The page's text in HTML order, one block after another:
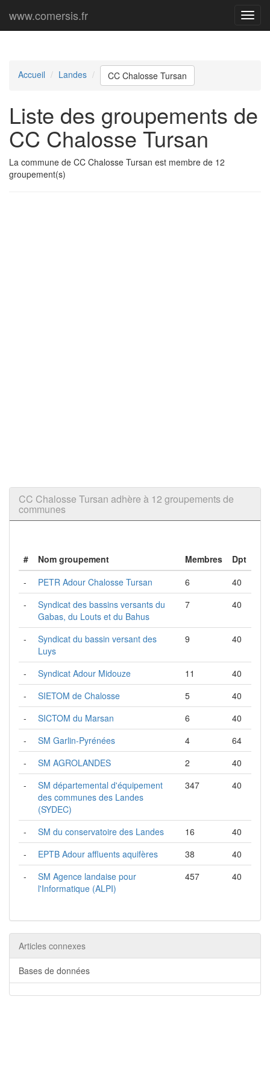
Menu
www.comersis.fr
Accueil Landes CC Chalosse Tursan
Liste des groupements de
CC Chalosse Tursan
La commune de CC Chalosse Tursan est membre de 12
groupement(s)
CC Chalosse Tursan adhère à 12 groupements de
communes
# Nom groupement Membres
Dpt
-
PETR Adour Chalosse Tursan 6
40
-
Syndicat des bassins versants du
Gabas, du Louts et du Bahus
7 40
-
Syndicat du bassin versant des
Luys
9 40
- Syndicat Adour Midouze 11
40
-
SIETOM de Chalosse 5
40
-
SICTOM du Marsan 6
40
-
SM Garlin-Pyrénées 4
64
-
SM AGROLANDES 2
40
-
SM départemental d'équipement
des communes des Landes
(SYDEC)
347 40
- SM du conservatoire des Landes 16
40
-
EPTB Adour affluents aquifères 38
40
-
SM Agence landaise pour
l'Informatique (ALPI)
457 40
Articles connexes
Bases de données